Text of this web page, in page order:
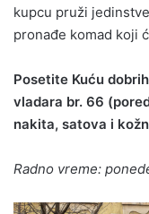
kupcu pruži
pronađe komad koji
Posetite Kuću
vladara br. 66
nakita, satova i
Radno vreme: